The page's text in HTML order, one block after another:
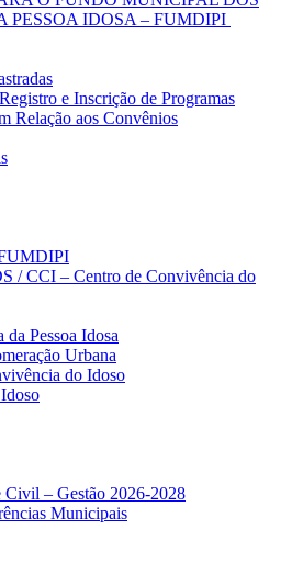
PESSOA IDOSA – FUMDIPI
e Inscrição de Programas
Relação aos Convênios
/ CCI – Centro de Convivência do
da Pessoa Idosa
Urbana
do Idoso
Civil – Gestão 2026-2028
Municipais